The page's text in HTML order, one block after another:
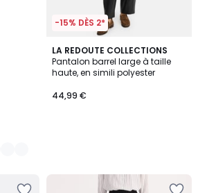
-15% DÈS 2*
LA REDOUTE COLLECTIONS
Pantalon barrel large à taille
haute, en simili polyester
44,99 €